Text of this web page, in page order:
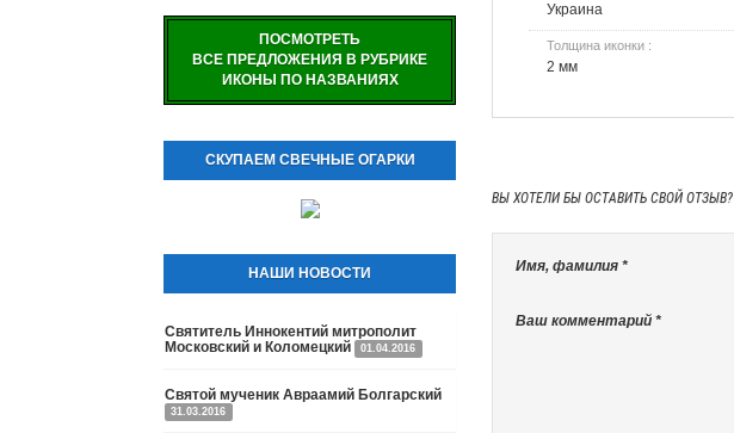
ПОСМОТРЕТЬ
ВСЕ ПРЕДЛОЖЕНИЯ В РУБРИКЕ
ИКОНЫ ПО НАЗВАНИЯХ
СКУПАЕМ СВЕЧНЫЕ ОГАРКИ
НАШИ НОВОСТИ
Святитель Иннокентий митрополит
Московский и Коломецкий
01.04.2016
Святой мученик Авраамий Болгарский
31.03.2016
Украина
Толщина иконки :
2 мм
ВЫ ХОТЕЛИ БЫ ОСТАВИТЬ СВОЙ ОТЗЫВ?
Имя, фамилия *
Ваш комментарий *